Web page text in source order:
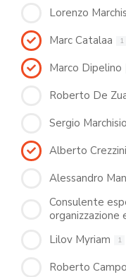
Lorenzo
Marc Catalaa 1
Marco Dipelino
Roberto De
Sergio Marchisio
Alberto
Alessandro
Consulente
organizzazione
Lilov Myriam 1
Roberto